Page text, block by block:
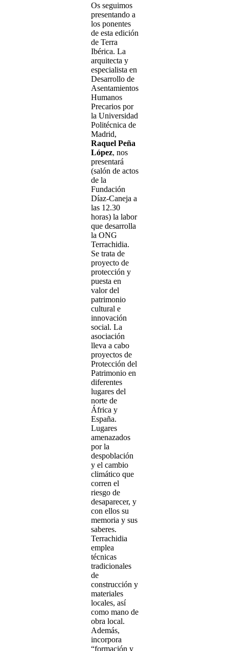
Os seguimos
presentando a
los ponentes
de esta edición
de Terra
Ibérica. La
arquitecta y
especialista en
Desarrollo de
Asentamientos
Humanos
Precarios por
la Universidad
Politécnica de
Madrid,
Raquel Peña
López, nos
presentará
(salón de actos
de la
Fundación
Díaz-Caneja a
las 12.30
horas) la labor
que desarrolla
la ONG
Terrachidia.
Se trata de
proyecto de
protección y
puesta en
valor del
patrimonio
cultural e
innovación
social. La
asociación
lleva a cabo
proyectos de
Protección del
Patrimonio en
diferentes
lugares del
norte de
África y
España.
Lugares
amenazados
por la
despoblación
y el cambio
climático que
corren el
riesgo de
desaparecer, y
con ellos su
memoria y sus
saberes.
Terrachidia
emplea
técnicas
tradicionales
de
construcción y
materiales
locales, así
como mano de
obra local.
Además,
incorpora
“formación y